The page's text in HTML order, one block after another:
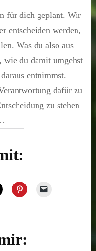
verstehen
für dich geplant. Wir
entscheiden werden,
Was du also aus
wie du damit umgehst
entnimmst. –
dafür zu
zu stehen